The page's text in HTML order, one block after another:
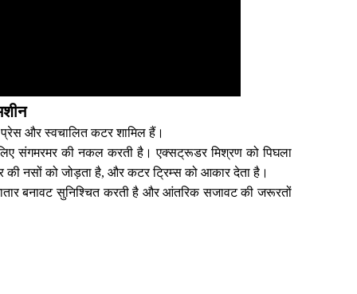
प्रेस और स्वचालित कटर शामिल हैं।
लिए संगमरमर की नकल करती है। एक्सट्रूडर मिश्रण को पिघला
नसों को जोड़ता है, और कटर ट्रिम्स को आकार देता है।
बनावट सुनिश्चित करती है और आंतरिक सजावट की जरूरतों